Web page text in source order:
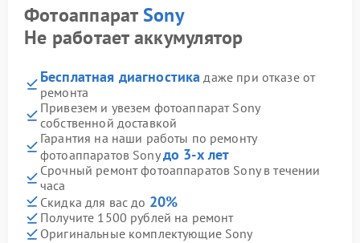
ФотоаппаратSony
Не работает аккумулятор
Бесплатная диагностика даже при отказе от
ремонта
Привезем и увезем фотоаппарат Sony
собственной доставкой
Гарантия на наши работы по ремонту
фотоаппаратов Sonyдо 3-х лет
Срочный ремонт фотоаппаратов Sony в течении
часа
Скидка для вас до 20%
Получите 1500 рублей на ремонт
Оригинальные комплектующие Sony